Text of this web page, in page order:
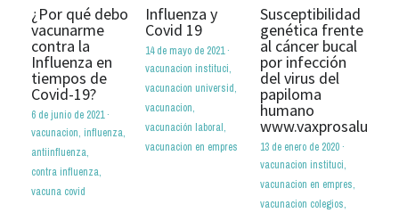
¿Por qué debo
vacunarme
contra la
Influenza en
tiempos de
Covid-19?
6 de junio de 2021·
vacunacion, influenza,
antiinfluenza,
contra influenza,
vacuna covid
Influenza y
Covid 19
14 de mayo de 2021·
vacunacion instituci,
vacunacion universid,
vacunacion,
vacunación laboral,
vacunacion en empres
Susceptibilidad
genética frente
al cáncer bucal
por infección
del virus del
papiloma
humano
13 de enero de 2020·
vacunacion instituci,
vacunacion en empres,
vacunacion colegios,